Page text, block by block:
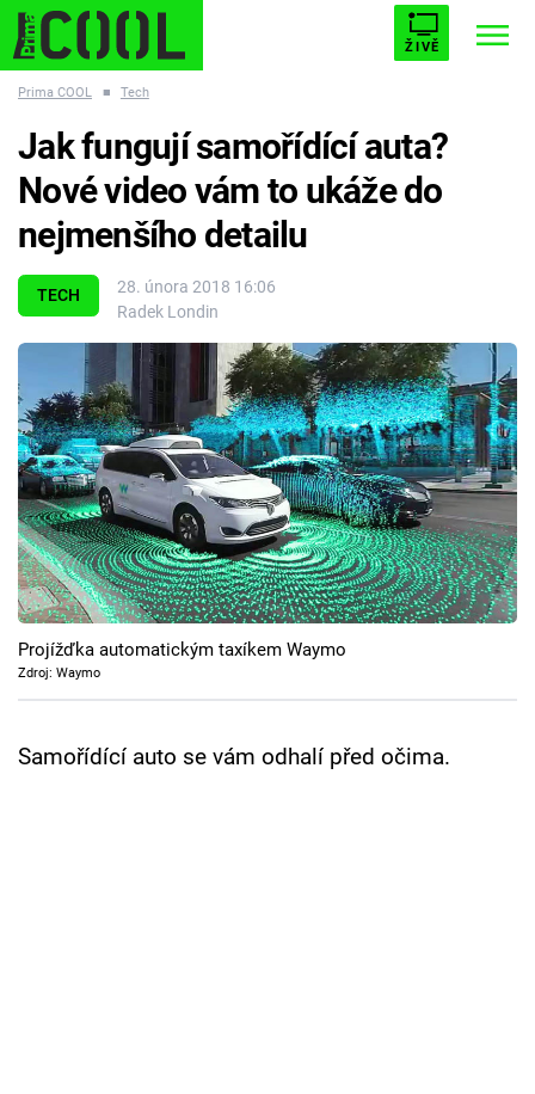
ŽIVĚ
ESCAPE PLNEJ KOTEL AVENGERS 5
Témata
Filmy
Seriály
Hry
Cool Esport
Pořady
TV Program
Prima COOL ■ Tech
TECH
28. února 2018 16:06
Radek Londin
Jak fungují samořídící auta?
Nové video vám to ukáže do
nejmenšího detailu
Projížďka automatickým taxíkem Waymo
Zdroj: Waymo
Samořídící auto se vám odhalí před očima.